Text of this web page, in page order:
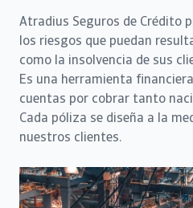
Atradius Seguros de Crédito
los riesgos que puedan
como la insolvencia de sus
Es una herramienta
cuentas por cobrar tanto
Cada póliza se diseña a la
nuestros clientes.